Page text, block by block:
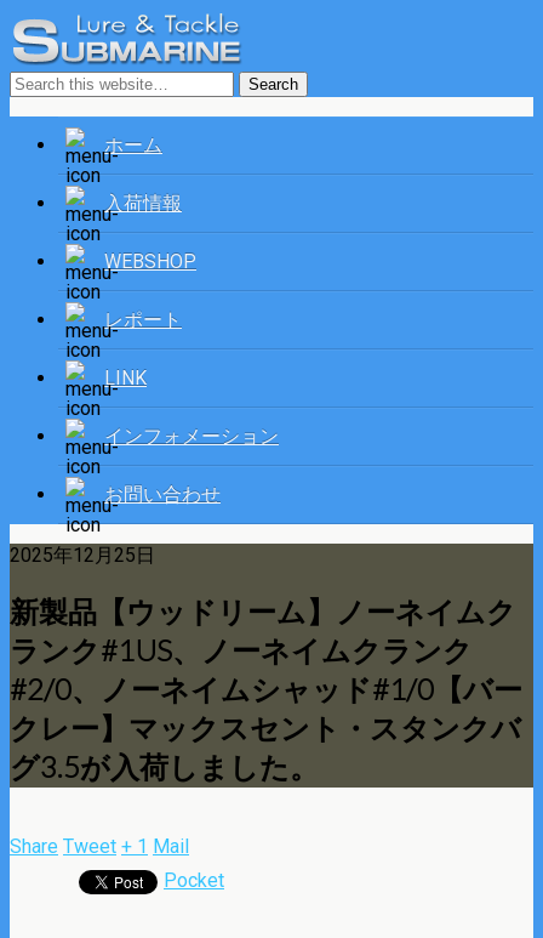
ホーム
入荷情報
WEBSHOP
レポート
LINK
インフォメーション
お問い合わせ
2025年12月25日
新製品【ウッドリーム】ノーネイムク
ランク#1US、ノーネイムクランク
#2/0、ノーネイムシャッド#1/0【バー
クレー】マックスセント・スタンクバ
グ3.5が入荷しました。
Share Tweet + 1 Mail
Pocket